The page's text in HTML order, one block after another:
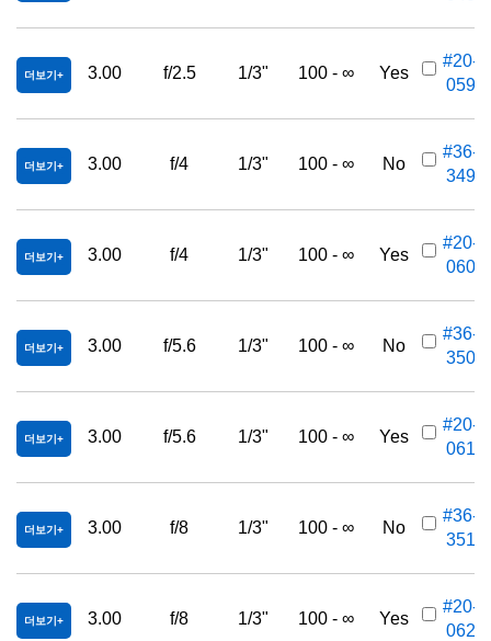
더보기 3.00 f/2.5 1/3" 100 - ∞ Yes
#20-
059
더보기 3.00 f/4 1/3" 100 - ∞ No
#36-
349
더보기 3.00 f/4 1/3" 100 - ∞ Yes
#20-
060
더보기 3.00 f/5.6 1/3" 100 - ∞ No
#36-
350
더보기 3.00 f/5.6 1/3" 100 - ∞ Yes
#20-
061
더보기 3.00 f/8 1/3" 100 - ∞ No
#36-
351
더보기 3.00 f/8 1/3" 100 - ∞ Yes
#20-
062